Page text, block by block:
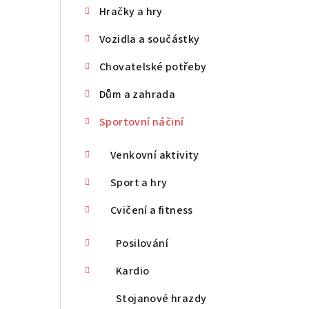
Hračky a hry
Vozidla a součástky
Chovatelské potřeby
Dům a zahrada
Sportovní náčiní
Venkovní aktivity
Sport a hry
Cvičení a fitness
Posilování
Kardio
Stojanové hrazdy